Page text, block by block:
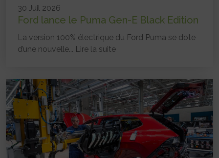
30 Juil 2026
Ford lance le Puma Gen-E Black Edition
La version 100% électrique du Ford Puma se dote
d’une nouvelle... Lire la suite